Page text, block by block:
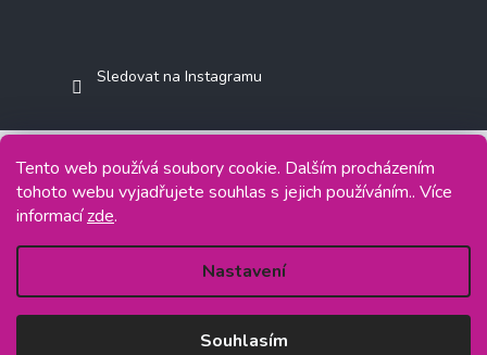
Tento web používá soubory cookie. Dalším procházením
tohoto webu vyjadřujete souhlas s jejich používáním.. Více
informacízde.
Nastavení
Souhlasím
Sledovat na Instagramu
Copyright 2026Jasminkashop.cz. Všechna práva vyhrazena.
Vytvořil Shoptet